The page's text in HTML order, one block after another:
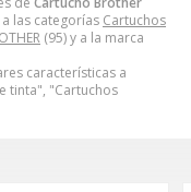
las categorías Cartuchos
(95) y a la marca
características a
tinta", "Cartuchos